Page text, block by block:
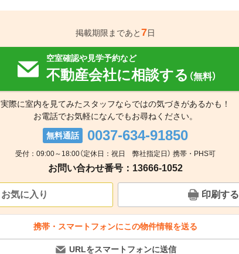
掲載期限まであと7日
空室確認や見学予約など
不動産会社に相談する （無料）
実際に室内を見てみたスタッフならではの気づきがあるかも！
お電話でお気軽になんでもお尋ねください。
無料通話 0037-634-91850
受付：09:00～18:00（定休日：祝日 弊社指定日） 携帯・PHS可
お問い合わせ番号：13666-1052
お気に入り 印刷する
携帯・スマートフォンにこの物件情報を送る
URLをスマートフォンに送信